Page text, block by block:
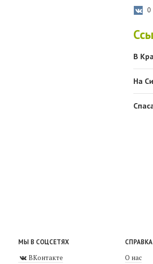
0
В
На
МЫ В СОЦСЕТЯХ
ВКонтакте
СПРАВКА
О нас